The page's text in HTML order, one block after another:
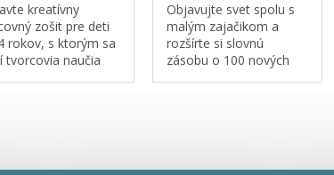
kreatívny
zošit pre deti
rokov, s ktorým sa
tvorcovia naučia
Objavujte svet spolu s
malým zajačikom a
rozšírte si slovnú
zásobu o 100 nových